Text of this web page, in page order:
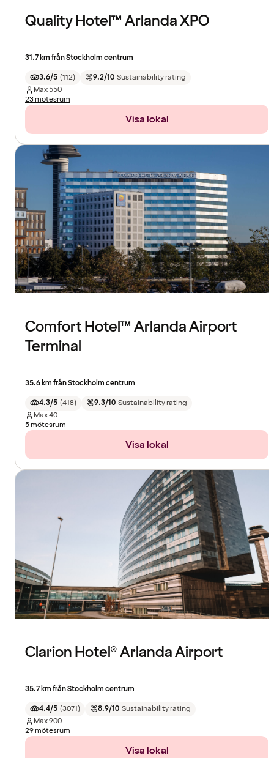
Quality Hotel™ Arlanda XPO
31.7 km från Stockholm centrum
3.6/5 (112) 9.2/10 Sustainability rating
Max550
23 mötesrum
Visa lokal
Comfort Hotel™ Arlanda Airport
Terminal
35.6 km från Stockholm centrum
4.3/5 (418) 9.3/10 Sustainability rating
Max40
5 mötesrum
Visa lokal
Clarion Hotel® Arlanda Airport
35.7 km från Stockholm centrum
4.4/5 (3071) 8.9/10 Sustainability rating
Max900
29 mötesrum
Visa lokal